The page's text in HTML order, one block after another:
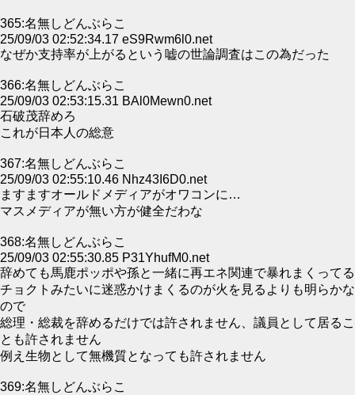
365:名無しどんぶらこ
25/09/03 02:52:34.17 eS9Rwm6l0.net
なぜか支持率が上がるという嘘の世論調査はこの為だった
366:名無しどんぶらこ
25/09/03 02:53:15.31 BAl0Mewn0.net
石破茂辞めろ
これが日本人の総意
367:名無しどんぶらこ
25/09/03 02:55:10.46 Nhz43I6D0.net
ますますオールドメディアがオワコンに…
マスメディアが無い方が健全だわな
368:名無しどんぶらこ
25/09/03 02:55:30.85 P31YhufM0.net
辞めても馬鹿ポッポや孫と一緒に再エネ関連で暴れまくってる
チョクトみたいに迷惑かけまくるのが火を見るよりも明らかな
ので
総理・総裁を辞めるだけでは許されません、議員として居るこ
とも許されません
例え生物として無機質となっても許されません
369:名無しどんぶらこ